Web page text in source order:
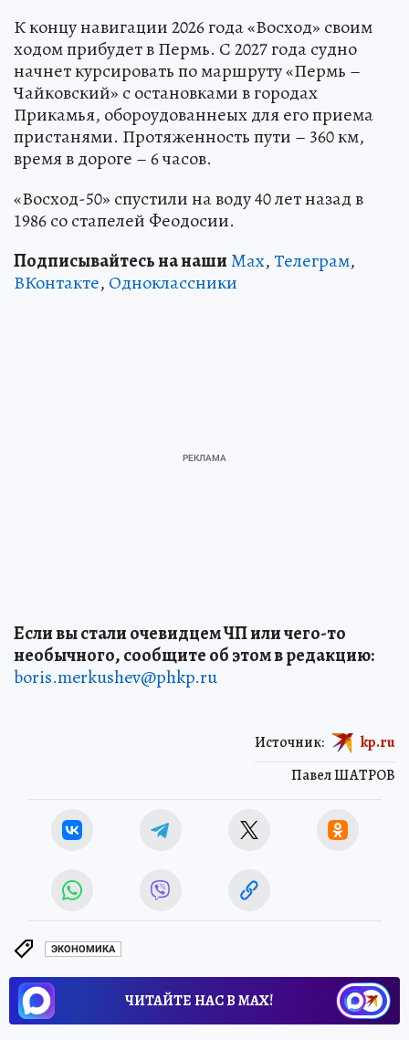
К концу навигации 2026 года «Восход» своим
ходом прибудет в Пермь. С 2027 года судно
начнет курсировать по маршруту «Пермь –
Чайковский» с остановками в городах
Прикамья, обороудованнеых для его приема
пристанями. Протяженность пути – 360 км,
время в дороге – 6 часов.
«Восход-50» спустили на воду 40 лет назад в
1986 со стапелей Феодосии.
Подписывайтесь на нашиMax,Телеграм,
ВКонтакте, Одноклассники
Если вы стали очевидцем ЧП или чего-то
необычного, сообщите об этом в редакцию:
boris.merkushev@phkp.ru
Павел ШАТРОВ
Источник: kp.ru
ЭКОНОМИКА
ЧИТАЙТЕ НАС В МАХ!